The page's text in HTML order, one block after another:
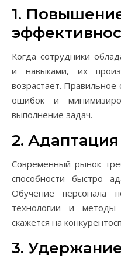
1.
Когда сотрудники
и навыками, их
возрастает.
ошибок и
выполнение задач.
2.
Современный рынок
способности быстро
Обучение персонала
технологии и методы
скажется на
3.